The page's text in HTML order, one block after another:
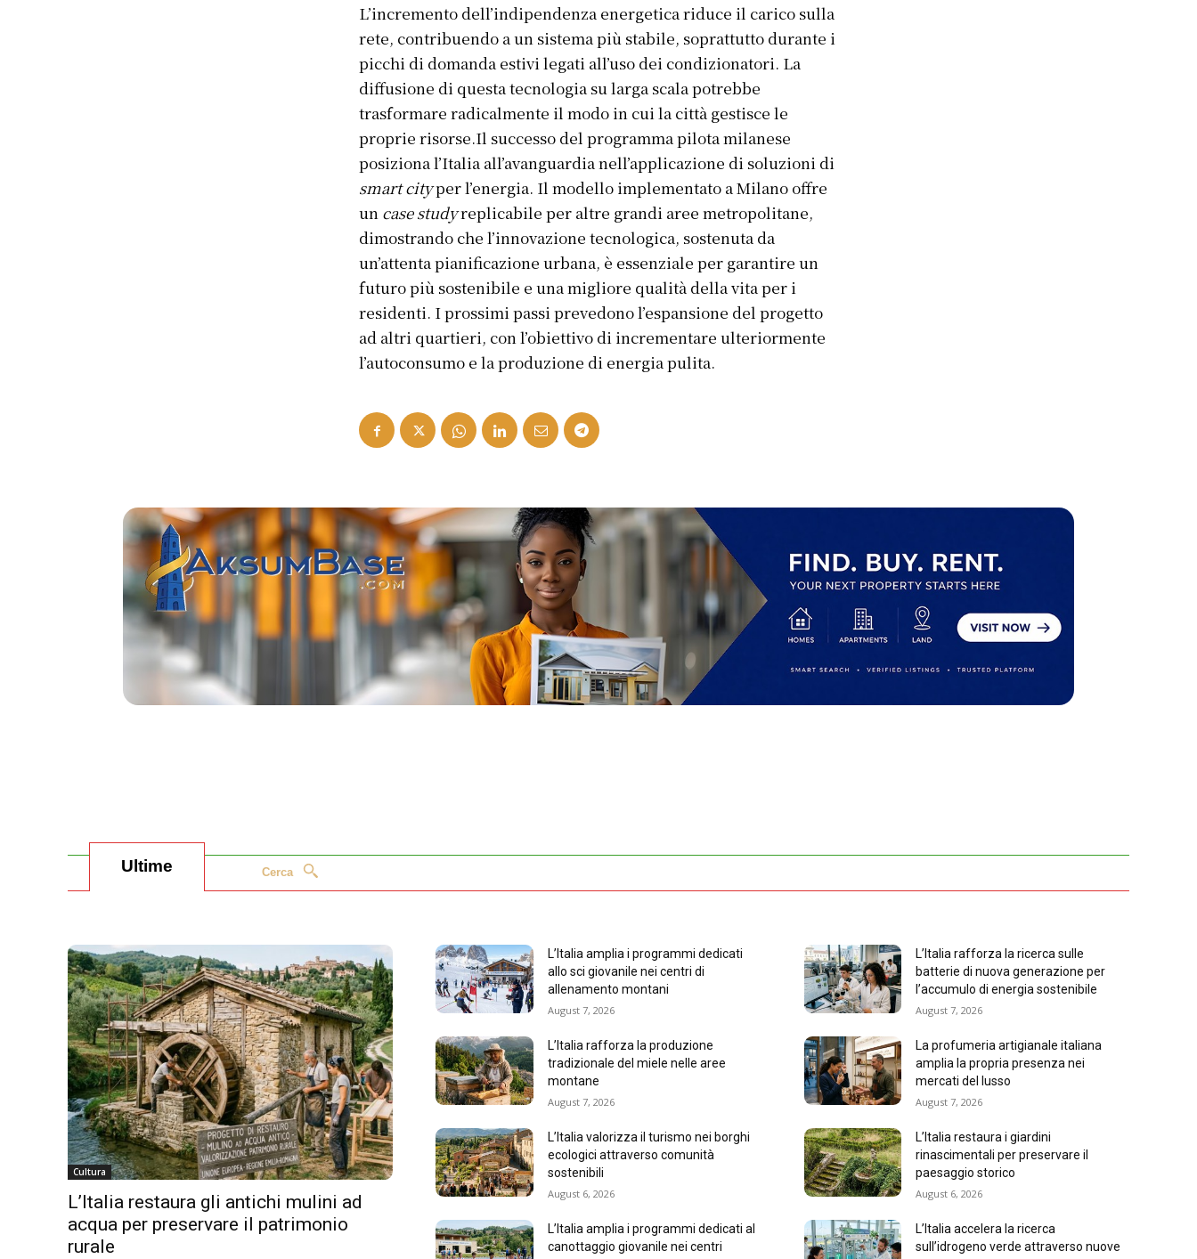
L’incremento dell’indipendenza energetica riduce il carico sulla
rete, contribuendo a un sistema più stabile, soprattutto durante i
picchi di domanda estivi legati all’uso dei condizionatori. La
diffusione di questa tecnologia su larga scala potrebbe
trasformare radicalmente il modo in cui la città gestisce le
proprie risorse.Il successo del programma pilota milanese
posiziona l’Italia all’avanguardia nell’applicazione di soluzioni di
smart cityper l’energia. Il modello implementato a Milano offre
un case studyreplicabile per altre grandi aree metropolitane,
dimostrando che l’innovazione tecnologica, sostenuta da
un’attenta pianificazione urbana, è essenziale per garantire un
futuro più sostenibile e una migliore qualità della vita per i
residenti. I prossimi passi prevedono l’espansione del progetto
ad altri quartieri, con l’obiettivo di incrementare ulteriormente
l’autoconsumo e la produzione di energia pulita.
Ultime Cerca
Cultura
L’Italia restaura gli antichi mulini ad
acqua per preservare il patrimonio
rurale
L’Italia amplia i programmi dedicati
allo sci giovanile nei centri di
allenamento montani
August 7, 2026
L’Italia rafforza la ricerca sulle
batterie di nuova generazione per
l’accumulo di energia sostenibile
August 7, 2026
L’Italia rafforza la produzione
tradizionale del miele nelle aree
montane
August 7, 2026
La profumeria artigianale italiana
amplia la propria presenza nei
mercati del lusso
August 7, 2026
L’Italia valorizza il turismo nei borghi
ecologici attraverso comunità
sostenibili
August 6, 2026
L’Italia restaura i giardini
rinascimentali per preservare il
paesaggio storico
August 6, 2026
L’Italia amplia i programmi dedicati al
canottaggio giovanile nei centri
L’Italia accelera la ricerca
sull’idrogeno verde attraverso nuove